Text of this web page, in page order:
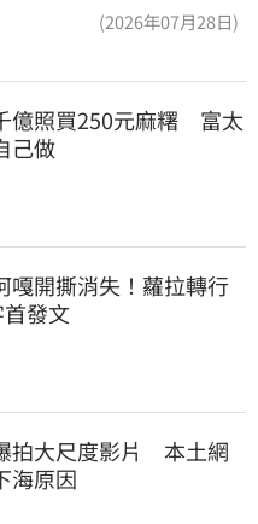
(2026年07月28日)
億照買250元麻糬　富太
己做
嘎開撕消失！蘿拉轉行
發文
拍大尺度影片　本土網
海原因